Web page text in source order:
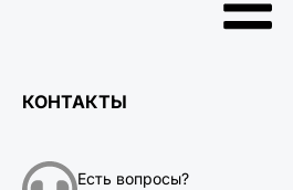
КОНТАКТЫ
Есть вопросы?